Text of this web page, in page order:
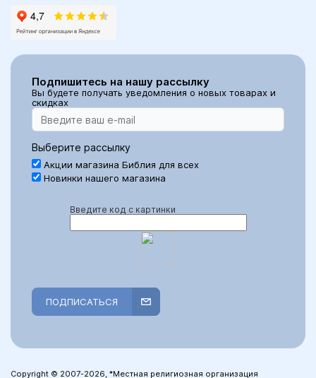
Подпишитесь на нашу рассылку
Вы будете получать уведомления о новых товарах и
скидках
Выберите рассылку
Акции магазина Библия для всех
Новинки нашего магазина
Введите код с картинки
ПОДПИСАТЬСЯ
Copyright © 2007-2026, *Местная религиозная организация